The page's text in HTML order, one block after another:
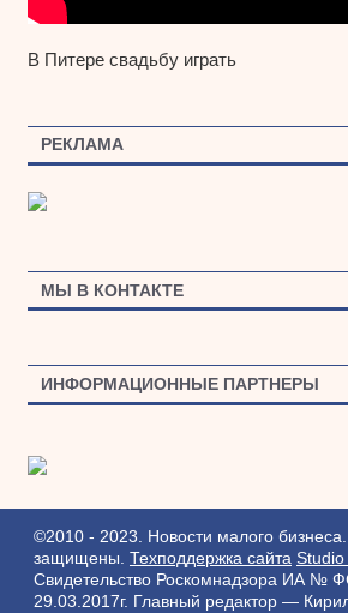
В Питере свадьбу играть
РЕКЛАМА
МЫ В КОНТАКТЕ
ИНФОРМАЦИОННЫЕ ПАРТНЕРЫ
©2010 - 2023. Новости малого
защищены. Техподдержка сайта Studio
Свидетельство Роскомнадзора ИА №
29.03.2017г.